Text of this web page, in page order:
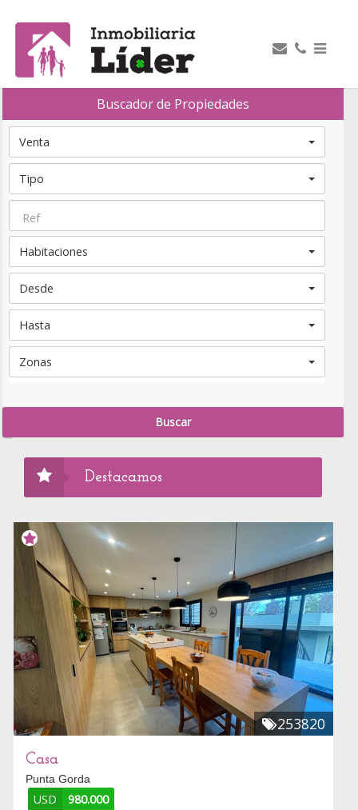
Buscador de Propiedades
Venta
Tipo
Habitaciones
Desde
Hasta
Zonas
Destacamos
253820
Casa
Punta Gorda
USD 980.000